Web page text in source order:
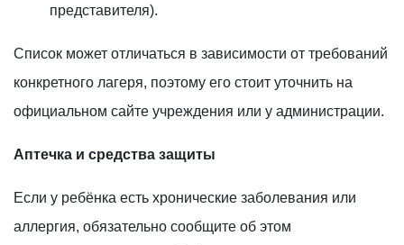
представителя).
Список может отличаться в зависимости от требований
конкретного лагеря, поэтому его стоит уточнить на
официальном сайте учреждения или у администрации.
Аптечка и средства защиты
Если у ребёнка есть хронические заболевания или
аллергия, обязательно сообщите об этом